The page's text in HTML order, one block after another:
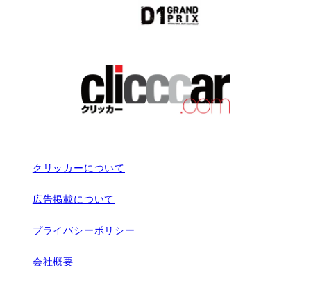
クリッカーについて
広告掲載について
プライバシーポリシー
会社概要